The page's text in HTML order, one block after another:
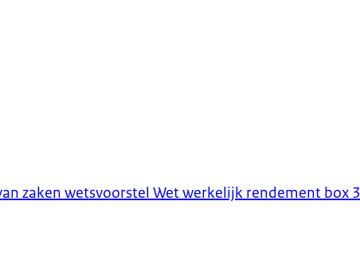
zaken wetsvoorstel Wet werkelijk rendement box 3